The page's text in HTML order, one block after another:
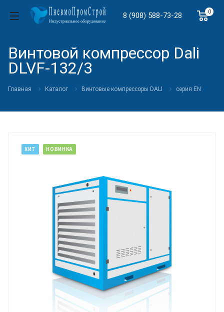
0
8 (908) 588-73-28
Винтовой компрессор Dali
DLVF-132/3
Главная Каталог Винтовые компрессоры DALI cерия EN
ХИТ НОВИНКА